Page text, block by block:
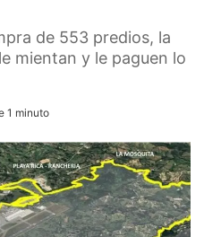
de 553 predios, la
mientan y le paguen lo
1 minuto